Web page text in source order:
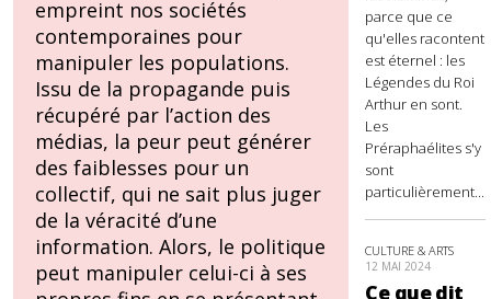
empreint nos sociétés
contemporaines pour
manipuler les populations.
Issu de la propagande puis
récupéré par l’action des
médias, la peur peut générer
des faiblesses pour un
collectif, qui ne sait plus juger
de la véracité d’une
information. Alors, le politique
peut manipuler celui-ci à ses
parce que ce
qu'elles racontent
est éternel : les
Légendes du Roi
Arthur en sont.
Les
Préraphaélites s'y
sont
particulièrement...
CULTURE & ARTS
12 MAI 2024
Ce que dit